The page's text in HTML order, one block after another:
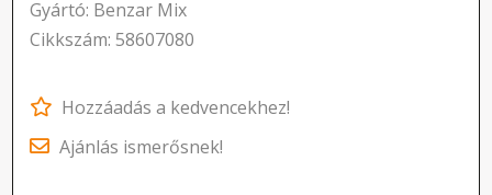
Gyártó: Benzar Mix
Cikkszám: 58607080
Hozzáadás a kedvencekhez!
Ajánlás ismerősnek!